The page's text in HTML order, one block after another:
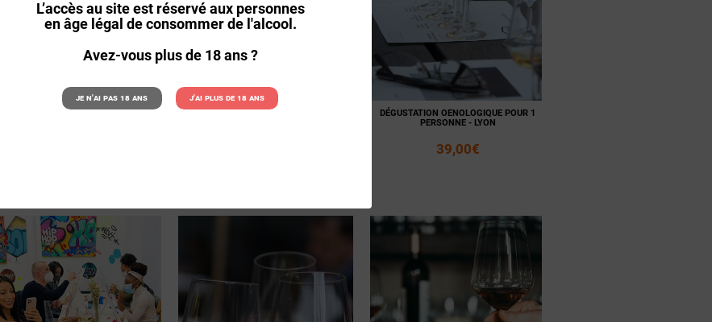
L’accès au site est réservé aux personnes
en âge légal de consommer de l'alcool.
Avez-vous plus de 18 ans ?
Je n'ai pas 18 ans J'ai plus de 18 ans
DÉGUSTATION OENOLOGIQUE POUR 1
Voir la
fiche
Ajouter
au panier
FORMULE ACCORDS METS / VINS -
fiche
au panier
DÉGUSTATION OENOLOGIQUE POUR 1
PERSONNE - LYON
39,00€
fiche
au panier